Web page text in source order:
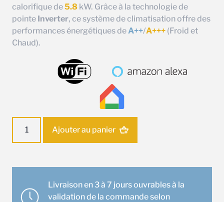
calorifique de5.8 kW. Grâce à la technologie de
pointe Inverter, ce système de climatisation offre des
performances énergétiques de A++/A+++ (Froid et
Chaud).
Unité
Mitsubishi
AY50VGK
Ajouter au panier
Livraison en 3 à 7 jours ouvrables à la
validation de la commande selon